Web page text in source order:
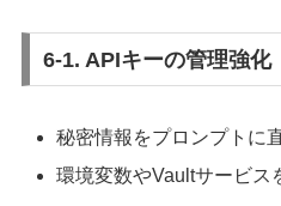
6-1. APIキーの管理強化
秘密情報をプロンプトに
環境変数やVaultサービス